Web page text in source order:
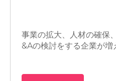
事業の拡大、人材の確保
&Aの検討をする企業が増